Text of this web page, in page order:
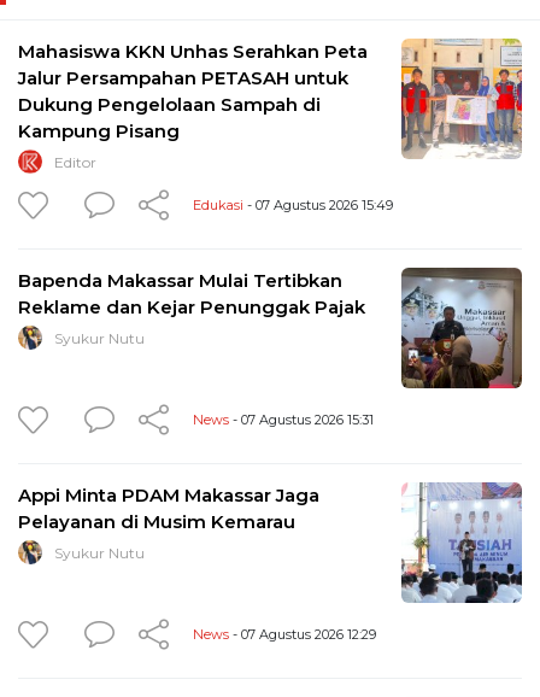
Mahasiswa KKN Unhas Serahkan Peta
Jalur Persampahan PETASAH untuk
Dukung Pengelolaan Sampah di
Kampung Pisang
Editor
Edukasi - 07 Agustus 2026 15:49
Bapenda Makassar Mulai Tertibkan
Reklame dan Kejar Penunggak Pajak
Syukur Nutu
News - 07 Agustus 2026 15:31
Appi Minta PDAM Makassar Jaga
Pelayanan di Musim Kemarau
Syukur Nutu
News - 07 Agustus 2026 12:29